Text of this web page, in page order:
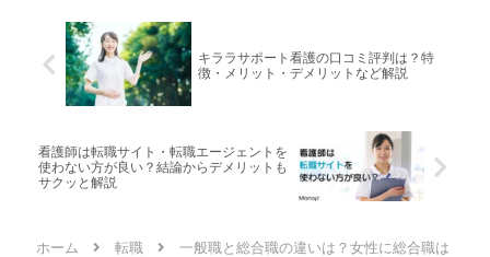
キララサポート看護の口コミ評判は？特
徴・メリット・デメリットなど解説
看護師は転職サイト・転職エージェントを
使わない方が良い？結論からデメリットも
サクッと解説
ホーム 転職
一般職と総合職の違いは？女性に総合職は